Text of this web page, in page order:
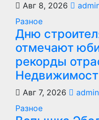
Авг 8, 2026
Разное
Дню
отмечают
рекорды
Авг 7, 2026
admin
Разное